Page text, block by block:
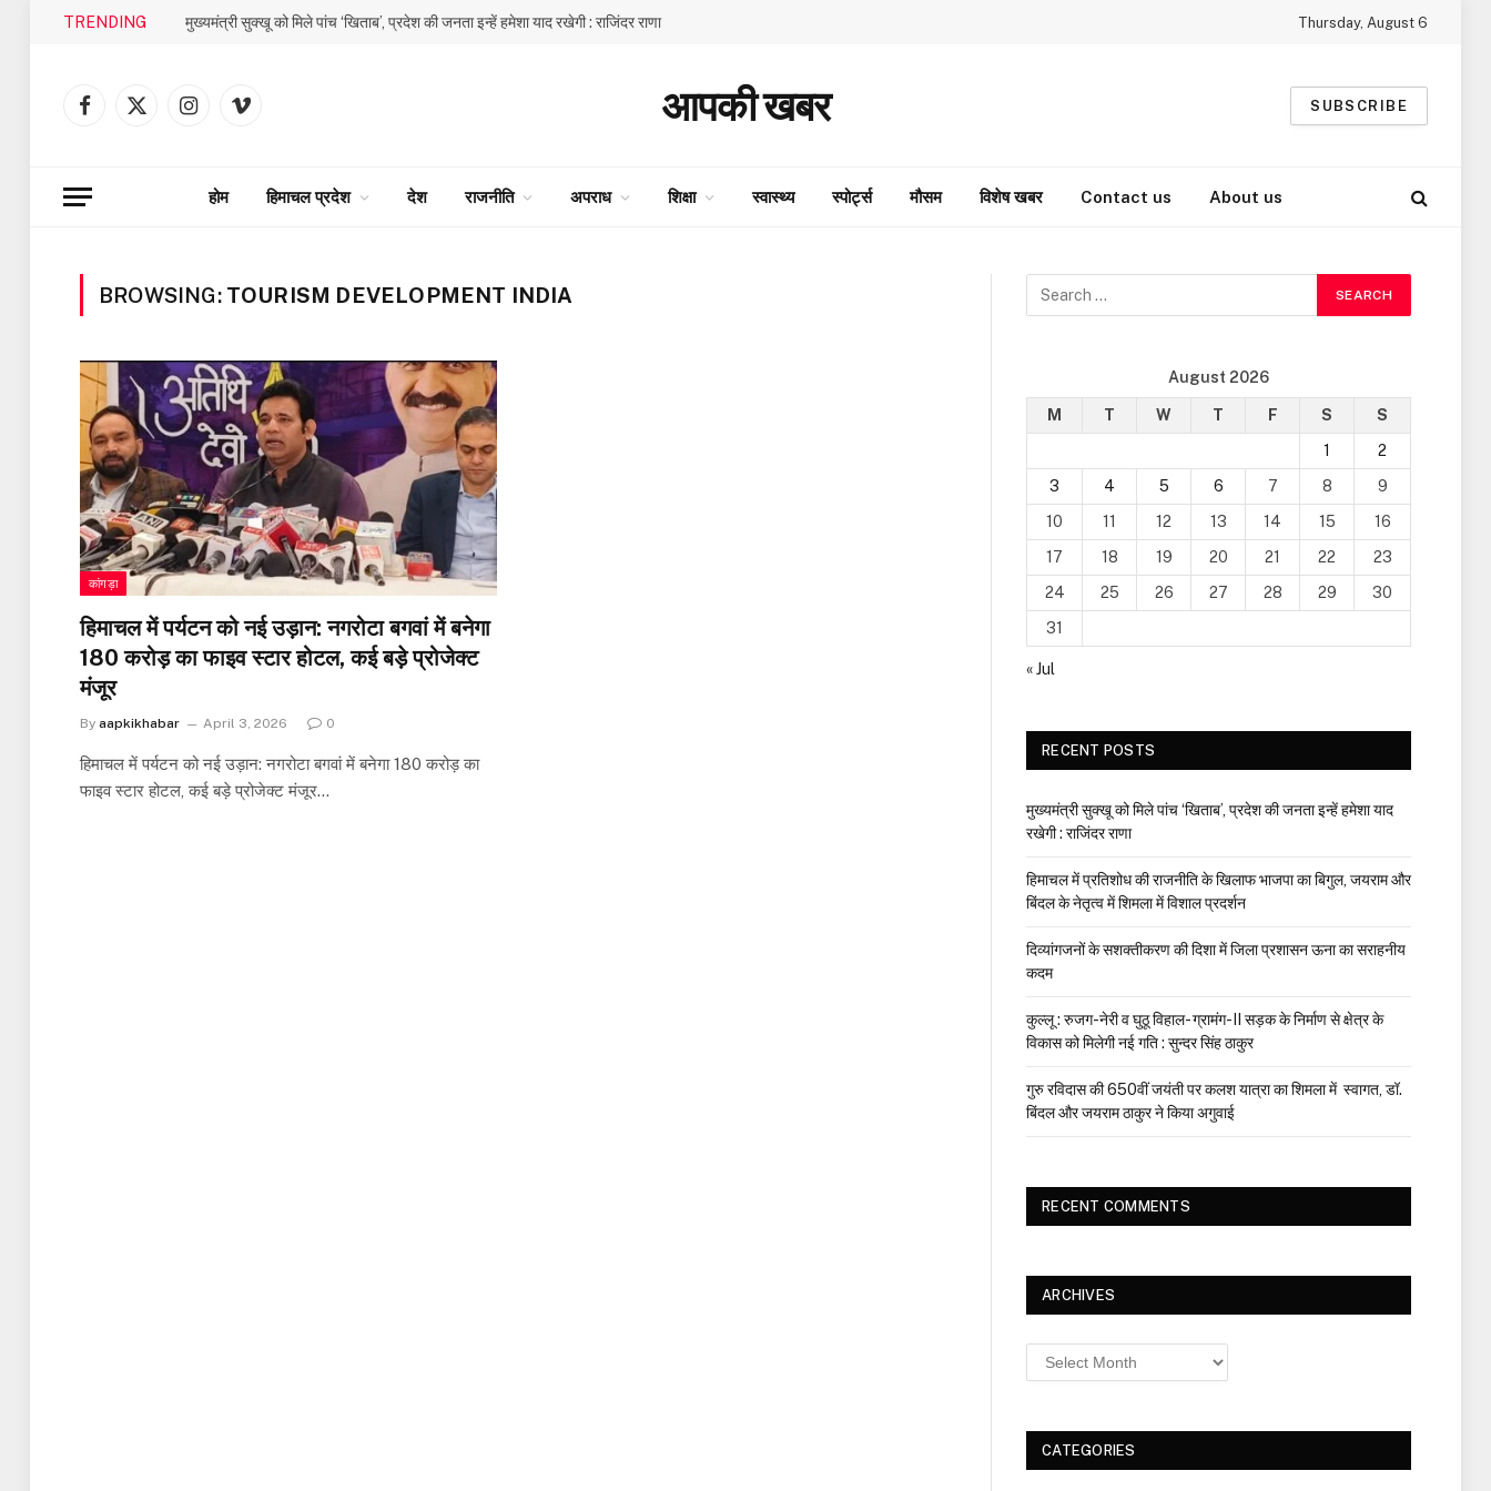
TRENDING मुख्यमंत्री सुक्खू को मिले पांच ‘खिताब’, प्रदेश की जनता इन्हें हमेशा याद रखेगी : राजिंदर राणा Thursday, August 6
Facebook
X
InstagramVimeo आपकी खबर SUBSCRIBE
होम हिमाचल प्रदेश देश राजनीति अपराध शिक्षा स्वास्थ्य स्पोर्ट्स मौसम विशेष खबर Contact us About us
BROWSING: TOURISM DEVELOPMENT INDIA
कांगड़ा
हिमाचल में पर्यटन को नई उड़ान: नगरोटा बगवां में बनेगा
180 करोड़ का फाइव स्टार होटल, कई बड़े प्रोजेक्ट
मंजूर
By aapkikhabar April 3, 2026 0
हिमाचल में पर्यटन को नई उड़ान: नगरोटा बगवां में बनेगा 180 करोड़ का
फाइव स्टार होटल, कई बड़े प्रोजेक्ट मंजूर…
August 2026
M T W T F S
S
1
2
3
4 5 6 7 8
9
10
11 12 13 14 15
16
17
18 19 20 21 22
23
24
25 26 27 28 29
30
31
« Jul
RECENT POSTS
मुख्यमंत्री सुक्खू को मिले पांच ‘खिताब’, प्रदेश की जनता इन्हें हमेशा याद
रखेगी : राजिंदर राणा
हिमाचल में प्रतिशोध की राजनीति के खिलाफ भाजपा का बिगुल, जयराम और
बिंदल के नेतृत्व में शिमला में विशाल प्रदर्शन
दिव्यांगजनों के सशक्तीकरण की दिशा में जिला प्रशासन ऊना का सराहनीय
कदम
कुल्लू : रुजग-नेरी व घुठू विहाल- ग्रामंग-II सड़क के निर्माण से क्षेत्र के
विकास को मिलेगी नई गति : सुन्दर सिंह ठाकुर
गुरु रविदास की 650वीं जयंती पर कलश यात्रा का शिमला में स्वागत, डॉ.
बिंदल और जयराम ठाकुर ने किया अगुवाई
RECENT COMMENTS
ARCHIVES
Archives
CATEGORIES